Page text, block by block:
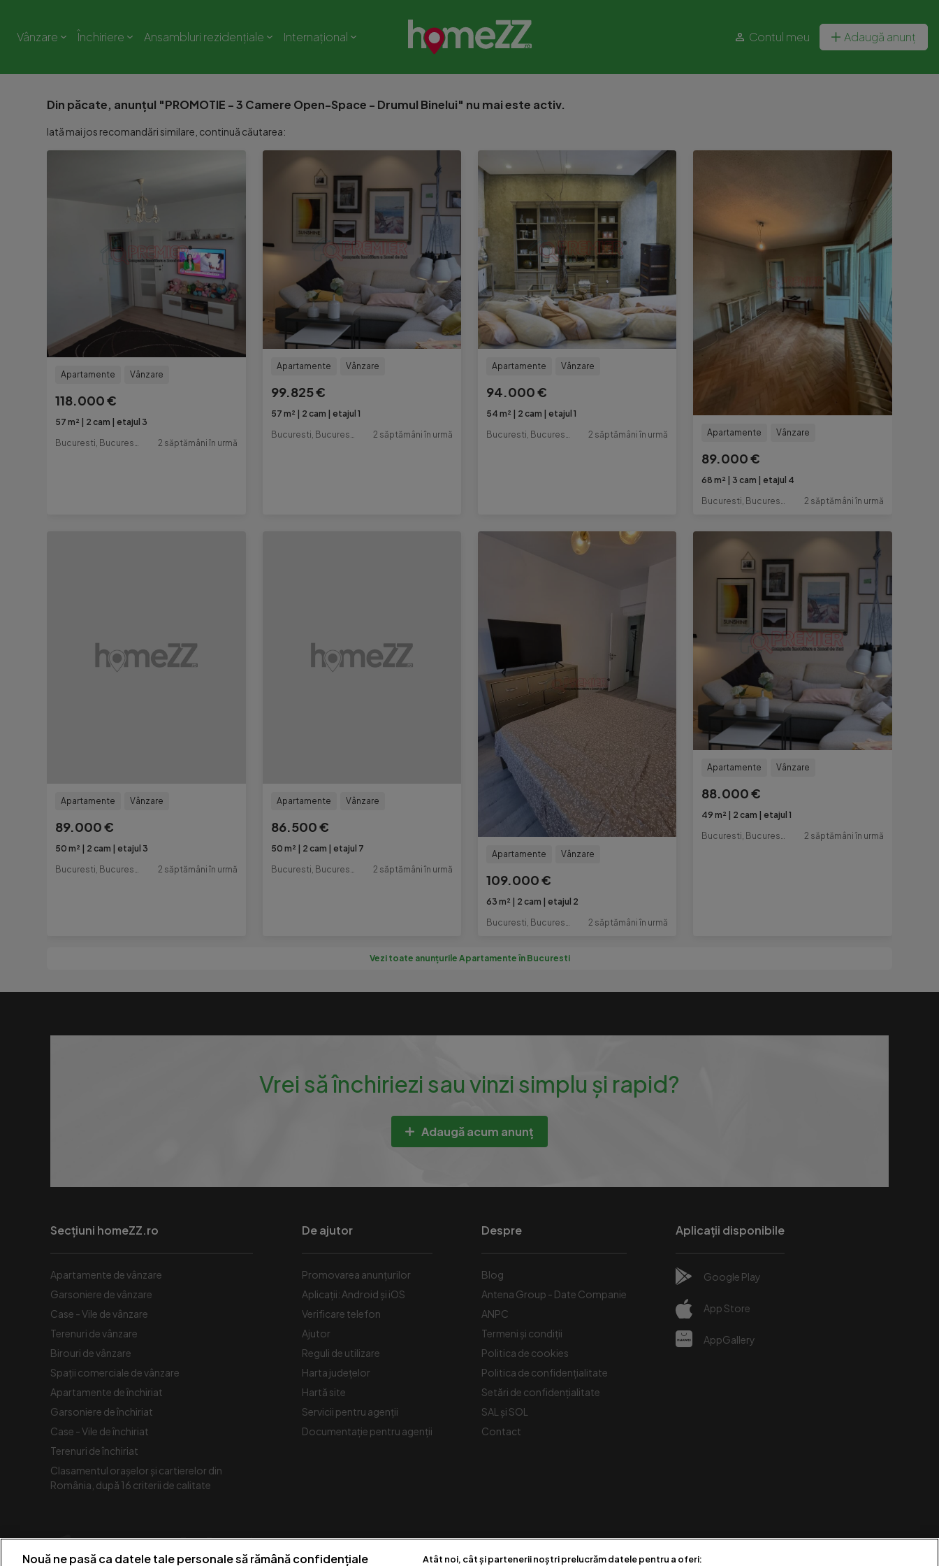
Vânzare Închiriere Ansambluri rezidențiale Internațional Contul meu Adaugă anunț
Din păcate, anunțul "PROMOTIE - 3 Camere Open-Space - Drumul Binelui" nu mai este activ.
Iată mai jos recomandări similare, continuă căutarea:
Apartamente Vânzare
118.000 €
57 m² 2 cam
etajul 3
Bucuresti, Bucuresti-Ilfov
2 săptămâni în urmă
Apartamente Vânzare
99.825 €
57 m² 2 cam
etajul 1
Bucuresti, Bucuresti-Ilfov
2 săptămâni în urmă
Apartamente Vânzare
94.000 €
54 m² 2 cam
etajul 1
Bucuresti, Bucuresti-Ilfov
2 săptămâni în urmă Apartamente Vânzare
89.000 €
68 m² 3 cam
etajul 4
Bucuresti, Bucuresti-Ilfov
2 săptămâni în urmă
Apartamente Vânzare
89.000 €
50 m² 2 cam
etajul 3
2 săptămâni în urmă
Apartamente Vânzare
86.500 €
50 m² 2 cam
etajul 7
2 săptămâni în urmă
Apartamente Vânzare
109.000 €
63 m² 2 cam
etajul 2
Bucuresti, Bucuresti-Ilfov
2 săptămâni în urmă
Apartamente Vânzare
88.000 €
49 m² 2 cam
etajul 1
Bucuresti, Bucuresti-Ilfov
2 săptămâni în urmă
Vezi toate anunțurile Apartamente în Bucuresti
Vrei să închiriezi sau vinzi simplu și rapid?
Adaugă acum anunț
Secțiuni homeZZ.ro
Apartamente de vânzare
Garsoniere de vânzare
Case - Vile de vânzare
Terenuri de vânzare
Birouri de vânzare
Spaţii comerciale de vânzare
Apartamente de închiriat
Garsoniere de închiriat
Case - Vile de închiriat
Terenuri de închiriat
Clasamentul orașelor și cartierelor din
România, după 16 criterii de calitate
De ajutor
Promovarea anunțurilor
Aplicații: Android și iOS
Verificare telefon
Ajutor
Reguli de utilizare
Harta județelor
Hartă site
Servicii pentru agenții
Documentație pentru agenții
Despre
Blog
Antena Group - Date Companie
ANPC
Termeni și condiții
Politica de cookies
Politica de confidențialitate
Setări de confidențialitate
SAL și SOL
Contact
Aplicații disponibile
Google Play
App Store
AppGallery
Nouă ne pasă ca datele tale personale să rămână confidențiale Atât noi, cât și partenerii noștri prelucrăm datele pentru a oferi: